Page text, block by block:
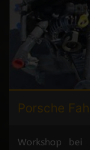
Porsche
Workshop